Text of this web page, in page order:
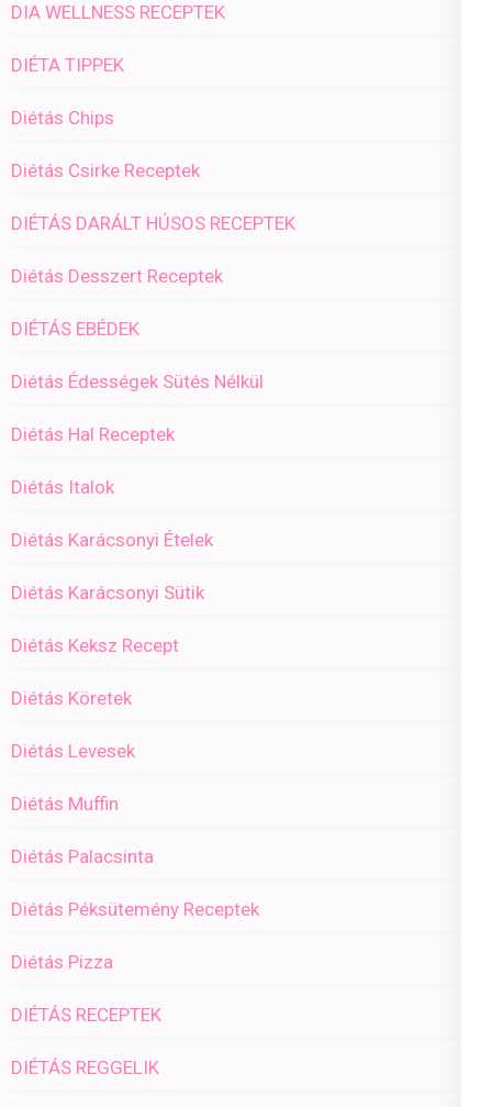
DIA WELLNESS RECEPTEK
DIÉTA TIPPEK
Diétás Chips
Diétás Csirke Receptek
DIÉTÁS DARÁLT HÚSOS RECEPTEK
Diétás Desszert Receptek
DIÉTÁS EBÉDEK
Diétás Édességek Sütés Nélkül
Diétás Hal Receptek
Diétás Italok
Diétás Karácsonyi Ételek
Diétás Karácsonyi Sütik
Diétás Keksz Recept
Diétás Köretek
Diétás Levesek
Diétás Muffin
Diétás Palacsinta
Diétás Péksütemény Receptek
Diétás Pizza
DIÉTÁS RECEPTEK
DIÉTÁS REGGELIK